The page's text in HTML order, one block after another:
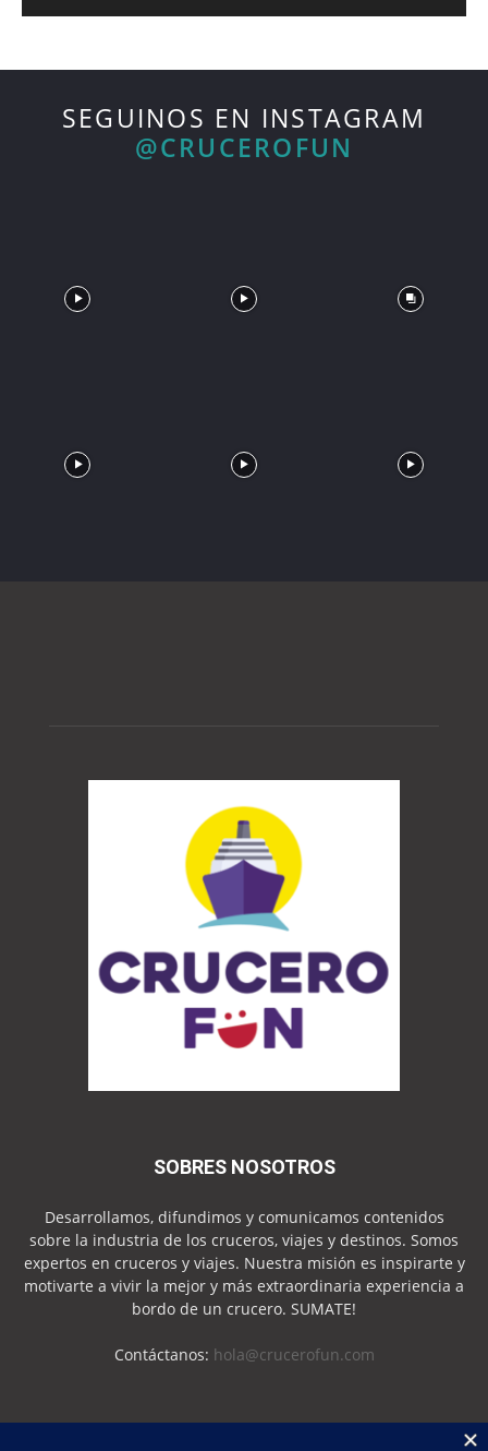
SEGUINOS EN INSTAGRAM
@CRUCEROFUN
SOBRES NOSOTROS
Desarrollamos, difundimos y comunicamos contenidos
sobre la industria de los cruceros, viajes y destinos. Somos
expertos en cruceros y viajes. Nuestra misión es inspirarte y
motivarte a vivir la mejor y más extraordinaria experiencia a
bordo de un crucero. SUMATE!
Contáctanos: hola@crucerofun.com